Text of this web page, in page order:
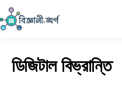
ডিজিটাল বিভ্রান্তি